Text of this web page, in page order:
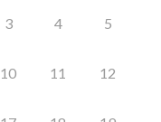
3 4 5
10 11 12